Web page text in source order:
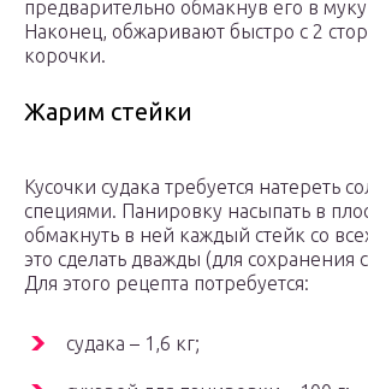
предварительно обмакнув его в
Наконец, обжаривают быстро с 2
корочки.
Жарим стейки
Кусочки судака требуется натереть
специями. Панировку насыпать в
обмакнуть в ней каждый стейк со
это сделать дважды (для сохранения
Для этого рецепта потребуется:
судака – 1,6 кг;